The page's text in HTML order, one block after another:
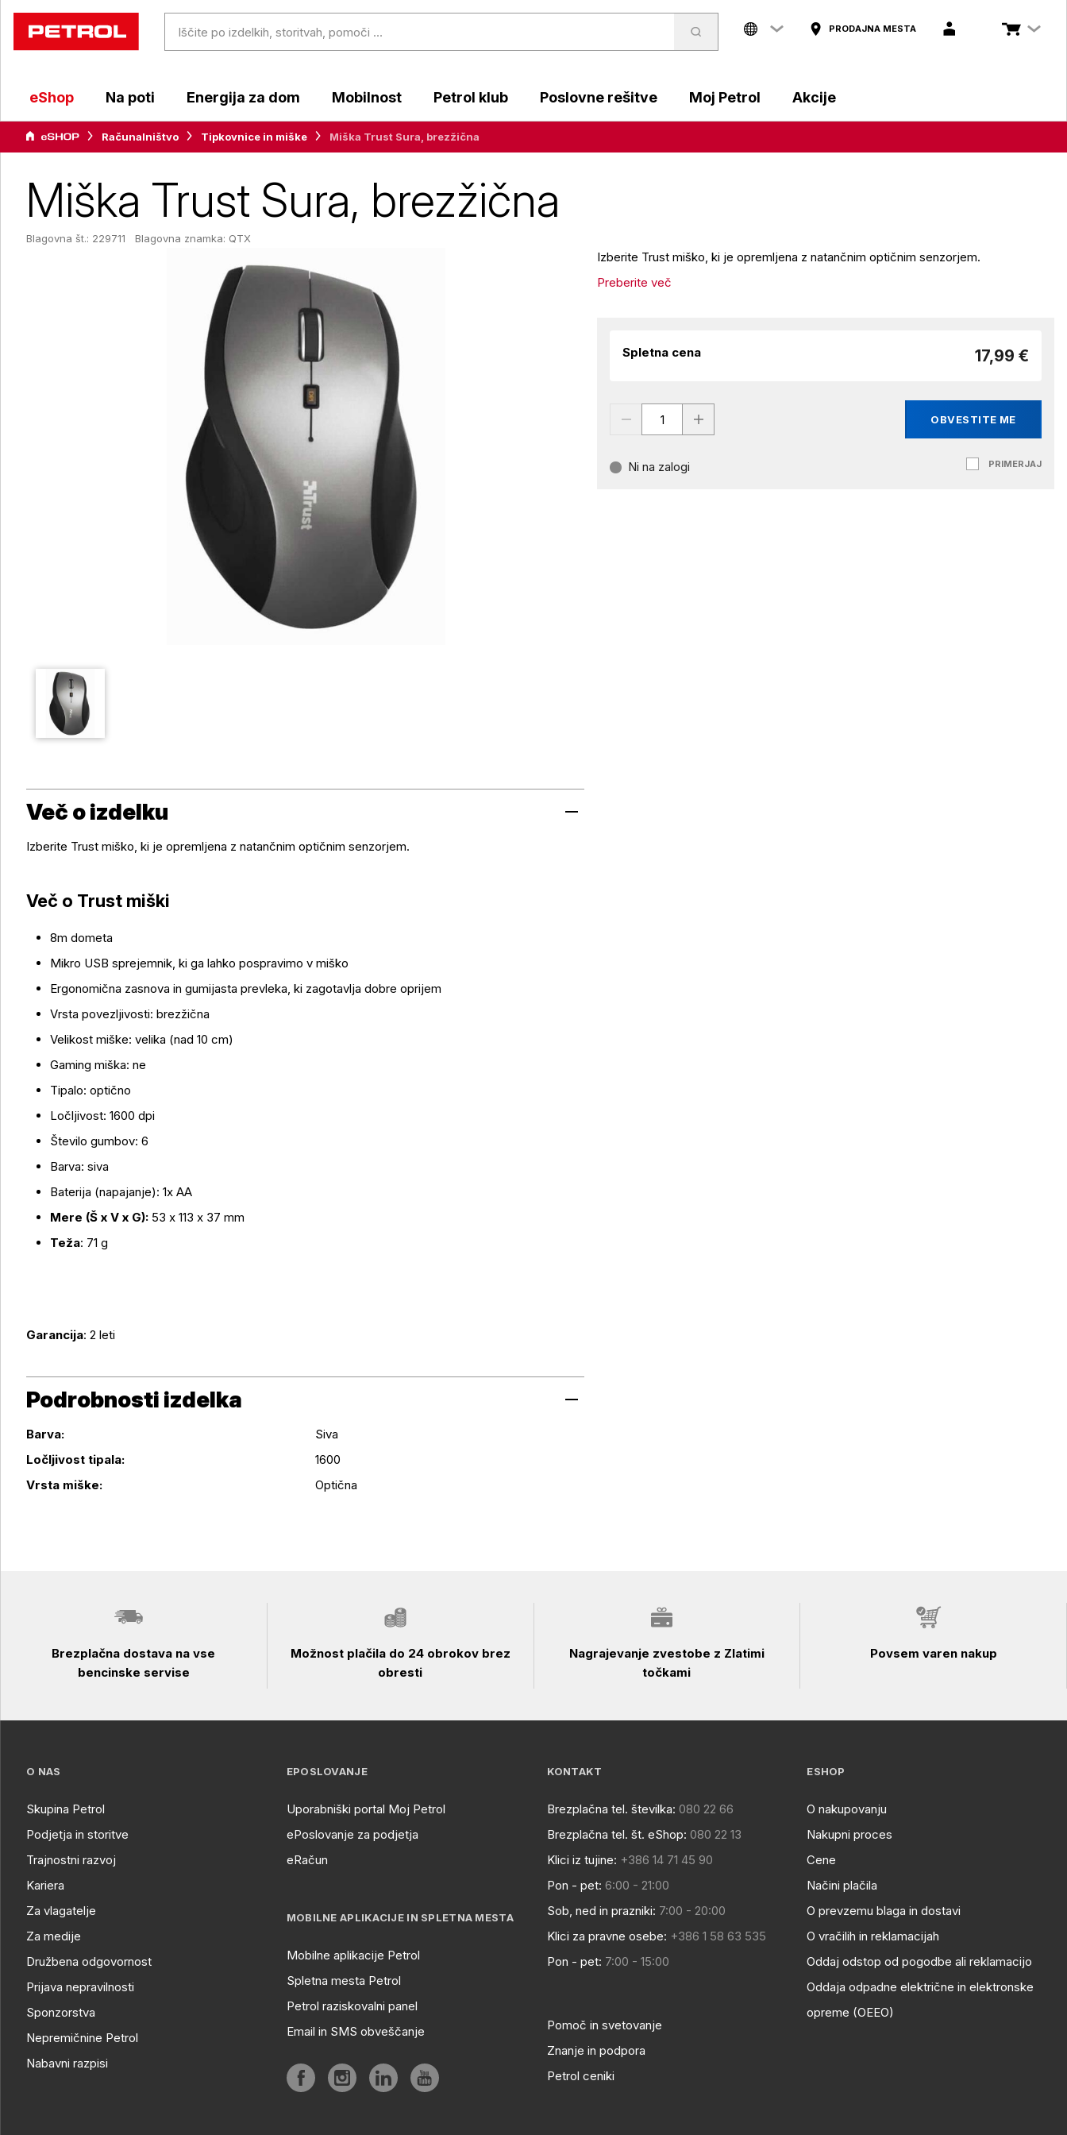
PRODAJNA MESTA
eShop Na poti Energija za dom Mobilnost Petrol klub Poslovne rešitve Moj Petrol Akcije
Računalništvo Tipkovnice in miške Miška Trust Sura, brezžična
Miška Trust Sura, brezžična
Blagovna št.: 229711 Blagovna znamka: QTX
Izberite Trust miško, ki je opremljena z natančnim optičnim senzorjem.
Preberite več
Spletna cena 17,99 €
OBVESTITE ME
Ni na zalogi PRIMERJAJ
Več o izdelku
Več o izdelku
Izberite Trust miško, ki je opremljena z natančnim optičnim senzorjem.
Več o Trust miški
8m dometa
Mikro USB sprejemnik, ki ga lahko pospravimo v miško
Ergonomična zasnova in gumijasta prevleka, ki zagotavlja dobre oprijem
Vrsta povezljivosti: brezžična
Velikost miške: velika (nad 10 cm)
Gaming miška: ne
Tipalo: optično
Ločljivost: 1600 dpi
Število gumbov: 6
Barva: siva
Baterija (napajanje): 1x AA
Mere (Š x V x G): 53 x 113 x 37 mm
Teža: 71 g
Garancija: 2 leti
Podrobnosti izdelka
Podrobnosti izdelka
Barva:
Siva
Ločljivost tipala:
1600
Vrsta miške:
Optična
Brezplačna dostava na vse
bencinske servise
Možnost plačila do 24 obrokov brez
obresti
Nagrajevanje zvestobe z Zlatimi
točkami
Povsem varen nakup
O NAS
Skupina Petrol
Podjetja in storitve
Trajnostni razvoj
Kariera
Za vlagatelje
Za medije
Družbena odgovornost
Prijava nepravilnosti
Sponzorstva
Nepremičnine Petrol
Nabavni razpisi
EPOSLOVANJE
Uporabniški portal Moj Petrol
ePoslovanje za podjetja
eRačun
MOBILNE APLIKACIJE IN SPLETNA MESTA
Mobilne aplikacije Petrol
Spletna mesta Petrol
Petrol raziskovalni panel
Email in SMS obveščanje
KONTAKT
Brezplačna tel. številka: 080 22 66
Brezplačna tel. št. eShop: 080 22 13
Klici iz tujine: +386 14 71 45 90
Pon - pet: 6:00 - 21:00
Sob, ned in prazniki: 7:00 - 20:00
Klici za pravne osebe: +386 1 58 63 535
Pon - pet: 7:00 - 15:00
Pomoč in svetovanje
Znanje in podpora
Petrol ceniki
ESHOP
O nakupovanju
Nakupni proces
Cene
Načini plačila
O prevzemu blaga in dostavi
O vračilih in reklamacijah
Oddaj odstop od pogodbe ali reklamacijo
Oddaja odpadne električne in elektronske
opreme (OEEO)